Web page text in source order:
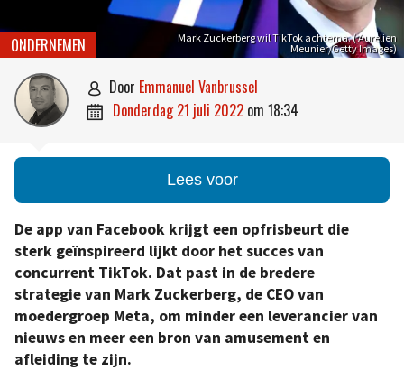
Mark Zuckerberg wil TikTok achterna. ( Aurelien
Meunier/Getty Images)
ONDERNEMEN
 door Emmanuel Vanbrussel
 donderdag 21 juli 2022 om 18:34
Lees voor
De app van Facebook krijgt een opfrisbeurt die
sterk geïnspireerd lijkt door het succes van
concurrent TikTok. Dat past in de bredere
strategie van Mark Zuckerberg, de CEO van
moedergroep Meta, om minder een leverancier van
nieuws en meer een bron van amusement en
afleiding te zijn.